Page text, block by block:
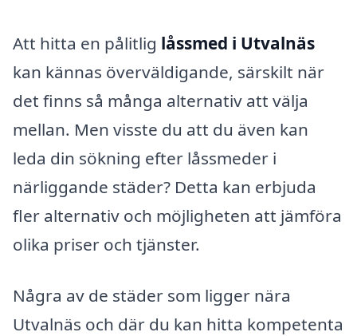
Att hitta en pålitlig låssmed i Utvalnäs
kan kännas överväldigande, särskilt när
det finns så många alternativ att välja
mellan. Men visste du att du även kan
leda din sökning efter låssmeder i
närliggande städer? Detta kan erbjuda
fler alternativ och möjligheten att jämföra
olika priser och tjänster.
Några av de städer som ligger nära
Utvalnäs och där du kan hitta kompetenta